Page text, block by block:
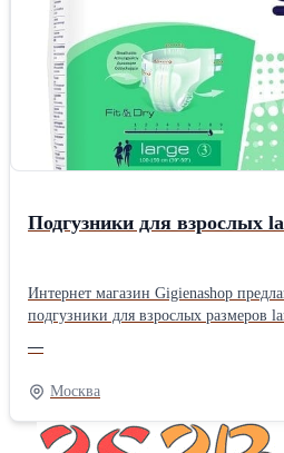
Подгузники для взрослых
Интернет магазин Gigienashop
подгузники для взрослых размеров
воздухопроницаемых материалов и
за счет гидрофобных боковых
каталогом Вы можете на нашем сайте
—
Москва